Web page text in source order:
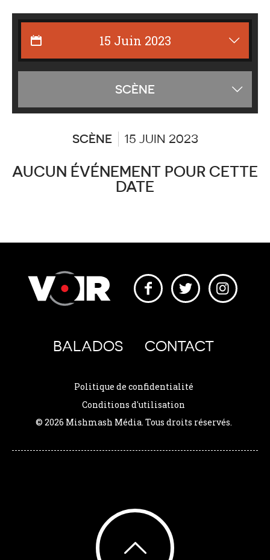
SCÈNE
les
SCÈNE 15 JUIN 2023
AUCUN ÉVÉNEMENT POUR CETTE
DATE
BALADOS CONTACT
Politique de confidentialité
Conditions d'utilisation
© 2026 Mishmash Média. Tous droits réservés.